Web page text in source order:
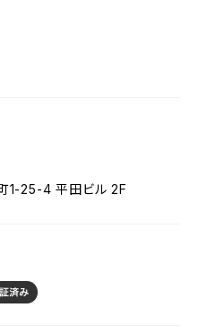
1-25-4 平田ビル 2F